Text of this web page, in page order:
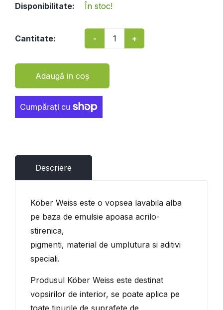
Disponibilitate: În stoc!
Cantitate: - +
Adaugă in coş
Descriere
Köber Weiss este o vopsea lavabila alba
pe baza de emulsie apoasa acrilo-
stirenica,
pigmenti, material de umplutura si aditivi
speciali.
Produsul Köber Weiss este destinat
vopsirilor de interior, se poate aplica pe
toate tipurile de suprafete de